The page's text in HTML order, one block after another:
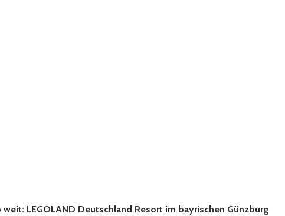
weit: LEGOLAND Deutschland Resort im bayrischen Günzburg